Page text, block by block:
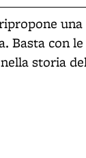
Basta con
storia